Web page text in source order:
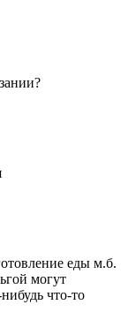
еды м.б.
могут
что-то